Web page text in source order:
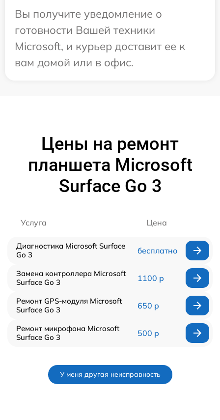
Вы получите уведомление о
готовности Вашей техники
Microsoft, и курьер доставит ее к
вам домой или в офис.
Цены на ремонт
планшета Microsoft
Surface Go 3
Услуга Цена
Диагностика Microsoft Surface
Go 3
бесплатно
Замена контроллера Microsoft
Surface Go 3
1100 р
Ремонт GPS-модуля Microsoft
Surface Go 3
650 р
Ремонт микрофона Microsoft
Surface Go 3
500 р
У меня другая неисправность